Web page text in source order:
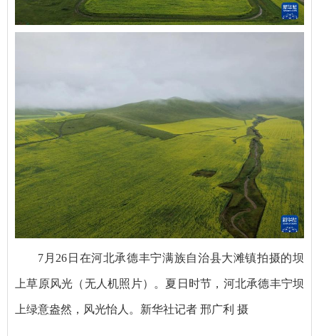
7月26日在河北承德丰宁满族自治县大滩镇拍摄的坝
上草原风光（无人机照片）。夏日时节，河北承德丰宁坝
上绿意盎然，风光怡人。新华社记者 邢广利 摄